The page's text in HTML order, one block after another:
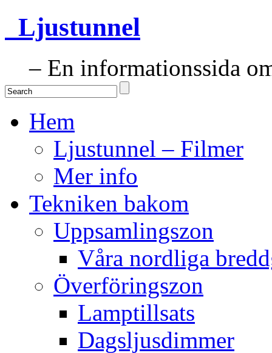
Ljustunnel
– En informationssida
Hem
Ljustunnel – Filmer
Mer info
Tekniken bakom
Uppsamlingszon
Våra nordliga
Överföringszon
Lamptillsats
Dagsljusdimmer